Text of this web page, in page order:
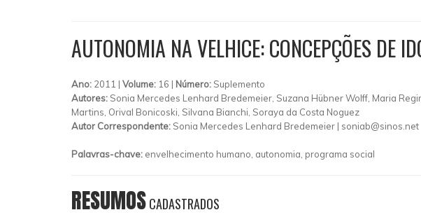
AUTONOMIA NA VELHICE: CONCEPÇÕES DE
Ano: 2011 | Volume: 16 | Número: Suplemento
Autores: Sonia Mercedes Lenhard Bredemeier, Suzana Hübner Wolff, Maria
Martins, Orival Bonicoski, Silvana Bianchi, Soraya da Costa Noguez
Autor Correspondente: Sonia Mercedes Lenhard Bredemeier | soniab@sinos.net
Palavras-chave: envelhecimento humano, autonomia, programa social
RESUMOSCADASTRADOS